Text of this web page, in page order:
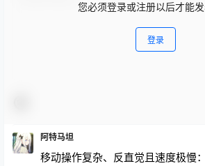
您必须登录或注册以后才能
登录
阿特马坦
移动操作复杂、反直觉且速度极慢